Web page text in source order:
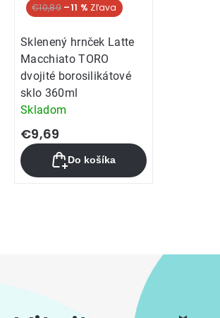
€10,89 –11 %
Sklenený hrnček Latte
Macchiato TORO
dvojité borosilikátové
sklo 360ml
Skladom
€9,69
Do košíka
prvky
výpisu